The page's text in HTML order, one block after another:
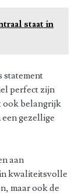
staat in
statement
perfect zijn
ook belangrijk
gezellige
aan
kwaliteitsvolle
maar ook de